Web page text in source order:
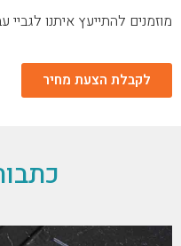
מוזמנים להתייעץ איתנו לגביי
לקבלת הצעת מחיר